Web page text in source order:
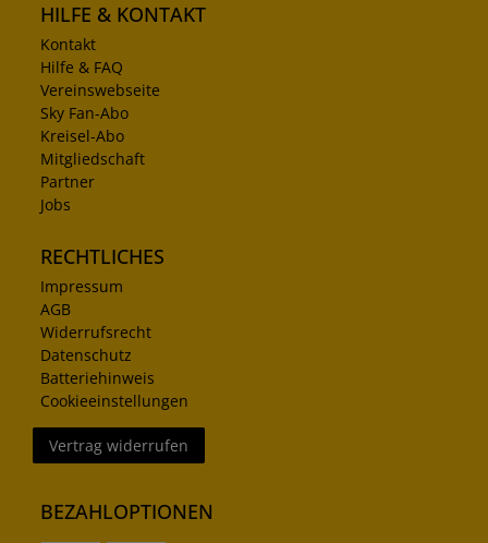
HILFE & KONTAKT
Kontakt
Hilfe & FAQ
Vereinswebseite
Sky Fan-Abo
Kreisel-Abo
Mitgliedschaft
Partner
Jobs
RECHTLICHES
Impressum
AGB
Widerrufsrecht
Datenschutz
Batteriehinweis
Cookieeinstellungen
Vertrag widerrufen
BEZAHLOPTIONEN